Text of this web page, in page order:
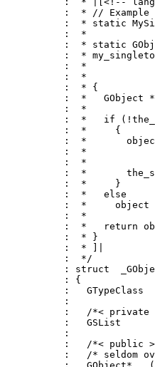
:  * //
:  * static
:  *
:  * static
:  *
:  *
:  *
:  * {
:  *   GObject
:  *
:  *   if
:  *     {
:  *
:  *
:  *
:  *
:  *     }
:  *   else
:  *
:  *
:  *   return
:  * }
:  * ]|
:  */
: struct
: {
:   GTypeClass
:
:   /*< private
:   GSList
:
:   /*< public
:   /* seldom